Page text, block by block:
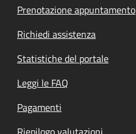
Prenotazione appuntamento
Richiedi assistenza
Statistiche del portale
Leggi le FAQ
Pagamenti